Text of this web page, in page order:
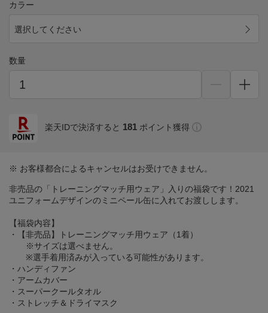
カラー
選択してください
数量
楽天IDで決済すると 181 ポイント獲得
※ お客様都合によるキャンセルはお受けできません。
非売品の「トレーニングマッチ用ウェア」入りの福袋です！2021
ユニフォームデザインのミニペール缶に入れてお渡しします。
【福袋内容】
・【非売品】トレーニングマッチ用ウェア（1着）
※サイズは選べません。
※選手着用済みが入っている可能性があります。
・ハンディファン
・アームカバー
・スーパークールタオル
・ストレッチ＆ドライマスク